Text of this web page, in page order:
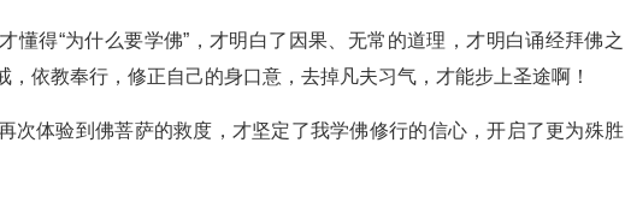
懂得“为什么要学佛”，才明白了因果、无常的道理，才明白诵经拜佛之
依教奉行，修正自己的身口意，去掉凡夫习气，才能步上圣途啊！
次体验到佛菩萨的救度，才坚定了我学佛修行的信心，开启了更为殊胜